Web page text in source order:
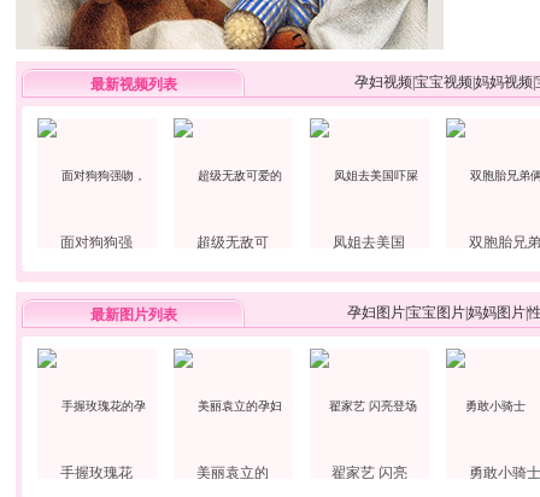
最新视频列表 孕妇视频宝宝视频妈妈视频
面对狗狗强 超级无敌可 凤姐去美国 双胞胎兄弟
最新图片列表 孕妇图片宝宝图片妈妈图片
手握玫瑰花 美丽袁立的 翟家艺 闪亮 勇敢小骑士